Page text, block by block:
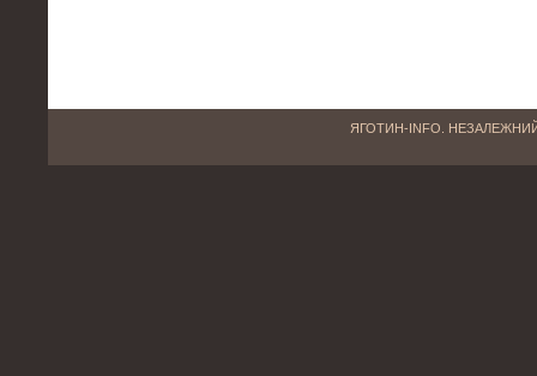
ЯГОТИН-INFO.